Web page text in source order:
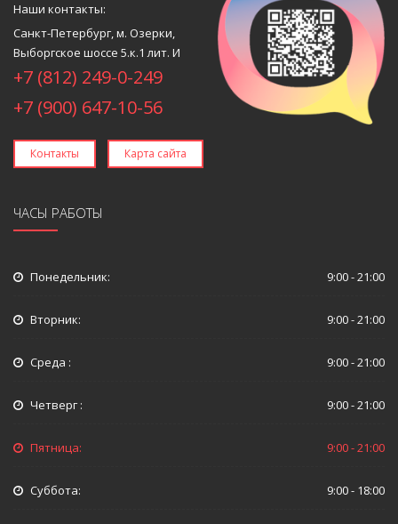
Наши контакты:
Санкт-Петербург, м. Озерки,
Выборгское шоссе 5.к.1 лит. И
+7 (812) 249-0-249
+7 (900) 647-10-56
Контакты Карта сайта
ЧАСЫ РАБОТЫ
Понедельник: 9:00 - 21:00
Вторник: 9:00 - 21:00
Среда : 9:00 - 21:00
Четверг : 9:00 - 21:00
Пятница: 9:00 - 21:00
Суббота: 9:00 - 18:00